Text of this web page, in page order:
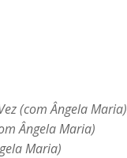
(com Ângela Maria)
Ângela Maria)
Maria)